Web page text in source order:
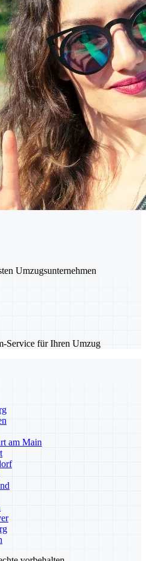
Umzugsunternehmen
Service für Ihren Umzug
am Main